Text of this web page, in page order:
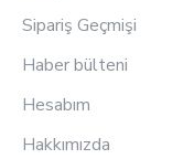
Sipariş Geçmişi
Haber bülteni
Hesabım
Hakkımızda